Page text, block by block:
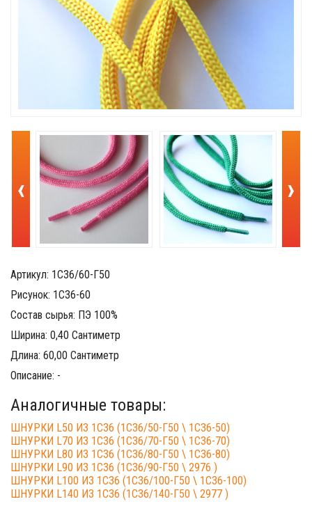
‹ ›
Артикул: 1С36/60-Г50
Рисунок: 1С36-60
Состав сырья: ПЭ 100%
Ширина: 0,40 Сантиметр
Длина: 60,00 Сантиметр
Описание: -
Аналогичные товары:
ШНУРКИ L50 ИЗ 1С36 (1С36/50-Г50 \ 1С36-50)
ШНУРКИ L70 ИЗ 1С36 (1С36/70-Г50 \ 1С36-70)
ШНУРКИ L80 ИЗ 1С36 (1С36/80-Г50 \ 1С36-80)
ШНУРКИ L90 ИЗ 1С36 (1С36/90-Г50 \ 2976 )
ШНУРКИ L100 ИЗ 1С36 (1С36/100-Г50 \ 1С36-100)
ШНУРКИ L140 ИЗ 1С36 (1С36/140-Г50 \ 2977 )